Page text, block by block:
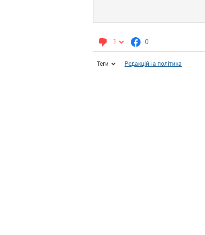
1 0
Теги Редакційна політика